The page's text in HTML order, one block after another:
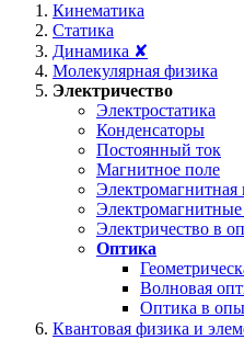
Кинематика
Статика
Динамика ✘
Молекулярная физика
Электричество
Электростатика
Конденсаторы
Постоянный ток
Магнитное поле
Электромагнитная
Электричество в
Оптика
Волновая
Оптика в
Квантовая физика и